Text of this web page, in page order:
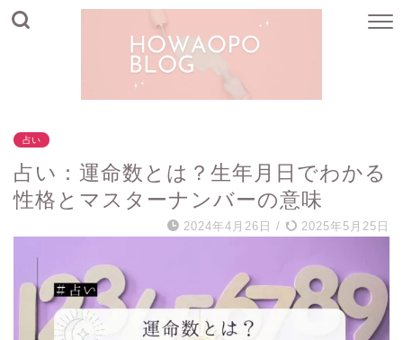
占い
占い：運命数とは？生年月日でわかる
性格とマスターナンバーの意味
2024年4月26日 / 2025年5月25日